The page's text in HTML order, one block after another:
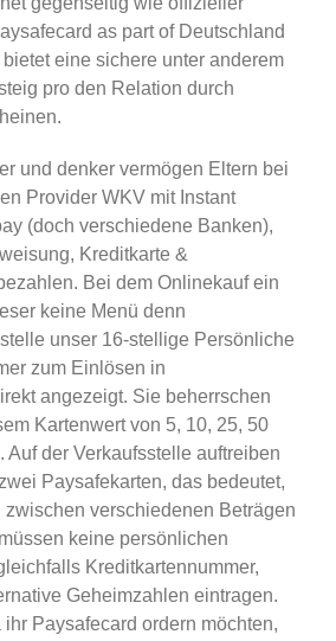
as part of Deutschland
eine sichere unter anderem
pro den Relation durch
und denker vermögen Eltern bei
Provider WKV mit Instant
(doch verschiedene Banken),
Kreditkarte &
Bei dem Onlinekauf ein
keine Menü denn
unser 16-stellige Persönliche
zum Einlösen in
angezeigt. Sie beherrschen
Kartenwert von 5, 10, 25, 50
Auf der Verkaufsstelle auftreiben
Paysafekarten, das bedeutet,
zwischen verschiedenen Beträgen
keine persönlichen
Kreditkartennummer,
Geheimzahlen eintragen.
Paysafecard ordern möchten,